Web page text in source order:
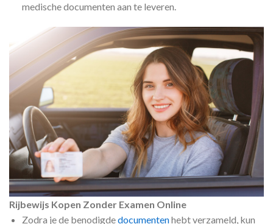
medische documenten aan te leveren.
Rijbewijs Kopen Zonder Examen Online
Zodra je de benodigdedocumentenhebt verzameld, kun